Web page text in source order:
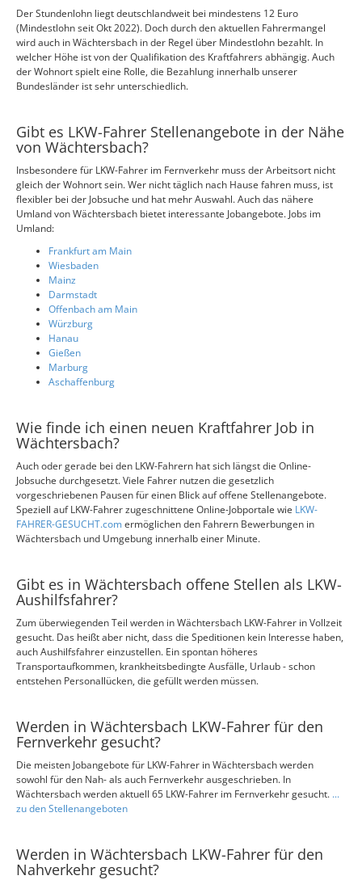
Der Stundenlohn liegt deutschlandweit bei mindestens 12 Euro
(Mindestlohn seit Okt 2022). Doch durch den aktuellen Fahrermangel
wird auch in Wächtersbach in der Regel über Mindestlohn bezahlt. In
welcher Höhe ist von der Qualifikation des Kraftfahrers abhängig. Auch
der Wohnort spielt eine Rolle, die Bezahlung innerhalb unserer
Bundesländer ist sehr unterschiedlich.
Gibt es LKW-Fahrer Stellenangebote in der Nähe
von Wächtersbach?
Insbesondere für LKW-Fahrer im Fernverkehr muss der Arbeitsort nicht
gleich der Wohnort sein. Wer nicht täglich nach Hause fahren muss, ist
flexibler bei der Jobsuche und hat mehr Auswahl. Auch das nähere
Umland von Wächtersbach bietet interessante Jobangebote. Jobs im
Umland:
Frankfurt am Main
Wiesbaden
Mainz
Darmstadt
Offenbach am Main
Würzburg
Hanau
Gießen
Marburg
Aschaffenburg
Wie finde ich einen neuen Kraftfahrer Job in
Wächtersbach?
Auch oder gerade bei den LKW-Fahrern hat sich längst die Online-
Jobsuche durchgesetzt. Viele Fahrer nutzen die gesetzlich
vorgeschriebenen Pausen für einen Blick auf offene Stellenangebote.
Speziell auf LKW-Fahrer zugeschnittene Online-Jobportale wie LKW-
FAHRER-GESUCHT.comermöglichen den Fahrern Bewerbungen in
Wächtersbach und Umgebung innerhalb einer Minute.
Gibt es in Wächtersbach offene Stellen als LKW-
Aushilfsfahrer?
Zum überwiegenden Teil werden in Wächtersbach LKW-Fahrer in Vollzeit
gesucht. Das heißt aber nicht, dass die Speditionen kein Interesse haben,
auch Aushilfsfahrer einzustellen. Ein spontan höheres
Transportaufkommen, krankheitsbedingte Ausfälle, Urlaub - schon
entstehen Personallücken, die gefüllt werden müssen.
Werden in Wächtersbach LKW-Fahrer für den
Fernverkehr gesucht?
Die meisten Jobangebote für LKW-Fahrer in Wächtersbach werden
sowohl für den Nah- als auch Fernverkehr ausgeschrieben. In
Wächtersbach werden aktuell 65 LKW-Fahrer im Fernverkehr gesucht. ...
zu den Stellenangeboten
Werden in Wächtersbach LKW-Fahrer für den
Nahverkehr gesucht?